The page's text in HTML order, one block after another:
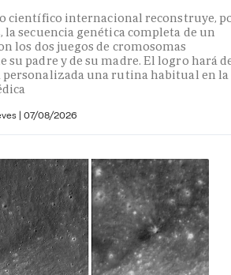
científico internacional reconstruye,
la secuencia genética completa de un
los dos juegos de cromosomas
su padre y de su madre. El logro hará
personalizada una rutina habitual en la
| 07/08/2026